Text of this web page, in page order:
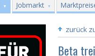
Jobmarkt
zurück
Beta